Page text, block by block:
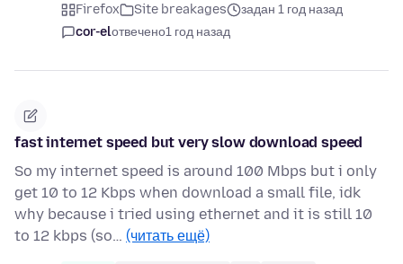
Firefox Site breakages
задан 1 год назад
cor-elотвечено1 год назад
fast internet speed but very slow download speed
So my internet speed is around 100 Mbps but i only
get 10 to 12 Kbps when download a small file, idk
why because i tried using ethernet and it is still 10
to 12 kbps (so… (читать ещё)